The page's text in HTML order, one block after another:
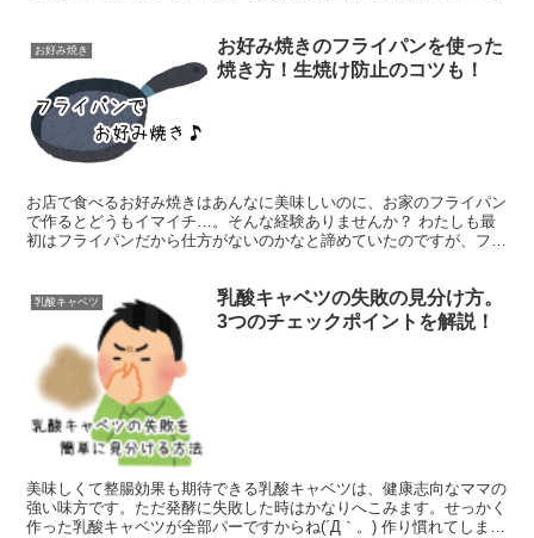
お好み焼き
お好み焼きのフライパンを使った
焼き方！生焼け防止のコツも！
お店で食べるお好み焼きはあんなに美味しいのに、お家のフライパン
で作るとどうもイマイチ…。そんな経験ありませんか？ わたしも最
初はフライパンだから仕方がないのかなと諦めていたのですが、フラ
乳酸キャベツ
乳酸キャベツの失敗の見分け方。
3つのチェックポイントを解説！
美味しくて整腸効果も期待できる乳酸キャベツは、健康志向なママの
強い味方です。ただ発酵に失敗した時はかなりへこみます。せっかく
作った乳酸キャベツが全部パーですからね(´Д｀。) 作り慣れてしまえ